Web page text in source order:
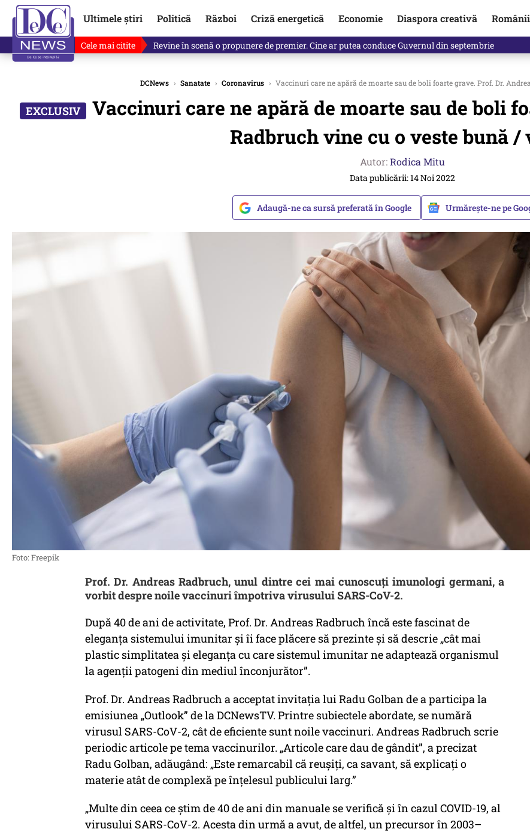
Ultimele știri Politică Război Criză energetică Economie Diaspora creativă
Cele mai citite Revine în scenă o propunere de premier. Cine ar putea conduce Guvernul din septembrie
DCNews › Sanatate › Coronavirus › Vaccinuri care ne apără de moarte sau de boli foarte grave. Prof. Dr.
Vaccinuri care ne apără de moarte sau de boli
Radbruch vine cu o veste bună /
Autor:Rodica Mitu
Data publicării: 14 Noi 2022
Adaugă-ne ca sursă preferată în Google Urmărește-ne pe
Foto: Freepik
Prof. Dr. Andreas Radbruch, unul dintre cei mai cunoscuți imunologi germani, a
vorbit despre noile vaccinuri împotriva virusului SARS-CoV-2.
După 40 de ani de activitate, Prof. Dr. Andreas Radbruch încă este fascinat de
eleganța sistemului imunitar și îi face plăcere să prezinte și să descrie „cât mai
plastic simplitatea și eleganța cu care sistemul imunitar ne adaptează organismul
la agenții patogeni din mediul înconjurător”.
Prof. Dr. Andreas Radbruch a acceptat invitația lui Radu Golban de a participa la
emisiunea „Outlook” de la DCNewsTV. Printre subiectele abordate, se numără
virusul SARS-CoV-2, cât de eficiente sunt noile vaccinuri. Andreas Radbruch scrie
periodic articole pe tema vaccinurilor. „Articole care dau de gândit”, a precizat
Radu Golban, adăugând: „Este remarcabil că reușiți, ca savant, să explicați o
materie atât de complexă pe înțelesul publicului larg.”
„Multe din ceea ce știm de 40 de ani din manuale se verifică și în cazul COVID-19, al
virusului SARS-CoV-2. Acesta din urmă a avut, de altfel, un precursor în 2003–